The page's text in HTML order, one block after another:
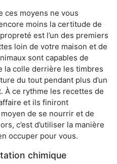
ces moyens ne vous
moins la certitude de
est l’un des premiers
loin de votre maison et de
sont capables de
la colle derrière les timbres
du tout pendant plus d’un
À ce rythme les recettes de
et ils finiront
de se nourrir et de
c’est d’utiliser la manière
occuper pour vous.
chimique